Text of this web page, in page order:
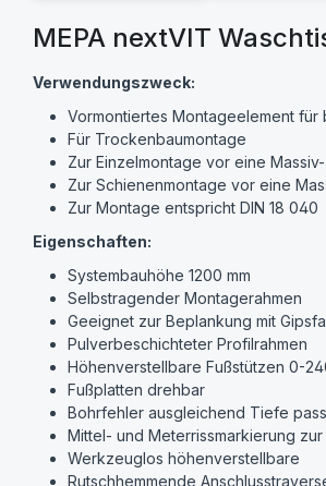
MEPA nextVIT
Verwendungszweck:
Vormontiertes Montageelement
Für Trockenbaumontage
Zur Einzelmontage vor eine
Zur Schienenmontage vor eine
Zur Montage entspricht DIN 18 040
Eigenschaften:
Systembauhöhe 1200 mm
Selbstragender Montagerahmen
Geeignet zur Beplankung mit
Pulverbeschichteter Profilrahmen
Höhenverstellbare Fußstützen 0-
Fußplatten drehbar
Bohrfehler ausgleichend Tiefe
Mittel- und Meterrissmarkierung
Werkzeuglos höhenverstellbare
Rutschhemmende